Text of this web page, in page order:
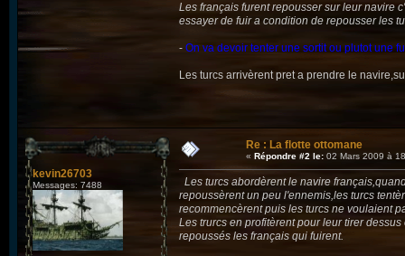
Les français furent repousser sur leur navire
essayer de fuir a condition de repousser les
- On va devoir tenter une sortit ou plutot une
Les turcs arrivèrent pret a prendre le
kevin26703
Messages: 7488
Re : La flotte ottomane
« Répondre #2 le: 02 Mars 2009 à
Les turcs abordèrent le navire
repoussèrent un peu l'ennemis,les turcs
recommencèrent puis les turcs ne voulaient
Les trurcs en profitèrent pour leur tirer
repoussés les français qui fuirent.